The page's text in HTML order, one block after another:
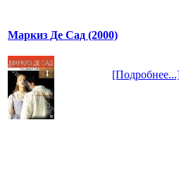
Маркиз Де Сад (2000)